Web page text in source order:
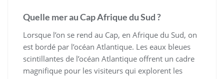
Quelle mer au Cap Afrique du Sud ?
Lorsque l’on se rend au Cap, en Afrique du Sud, on
est bordé par l’océan Atlantique. Les eaux bleues
scintillantes de l’océan Atlantique offrent un cadre
magnifique pour les visiteurs qui explorent les